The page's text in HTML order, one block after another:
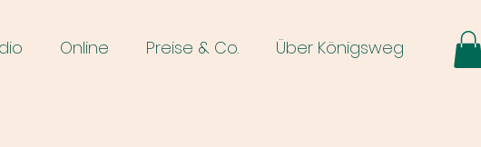
Online Preise & Co. Über Königsweg